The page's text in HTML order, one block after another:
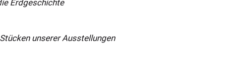
Erdgeschichte
unserer Ausstellungen